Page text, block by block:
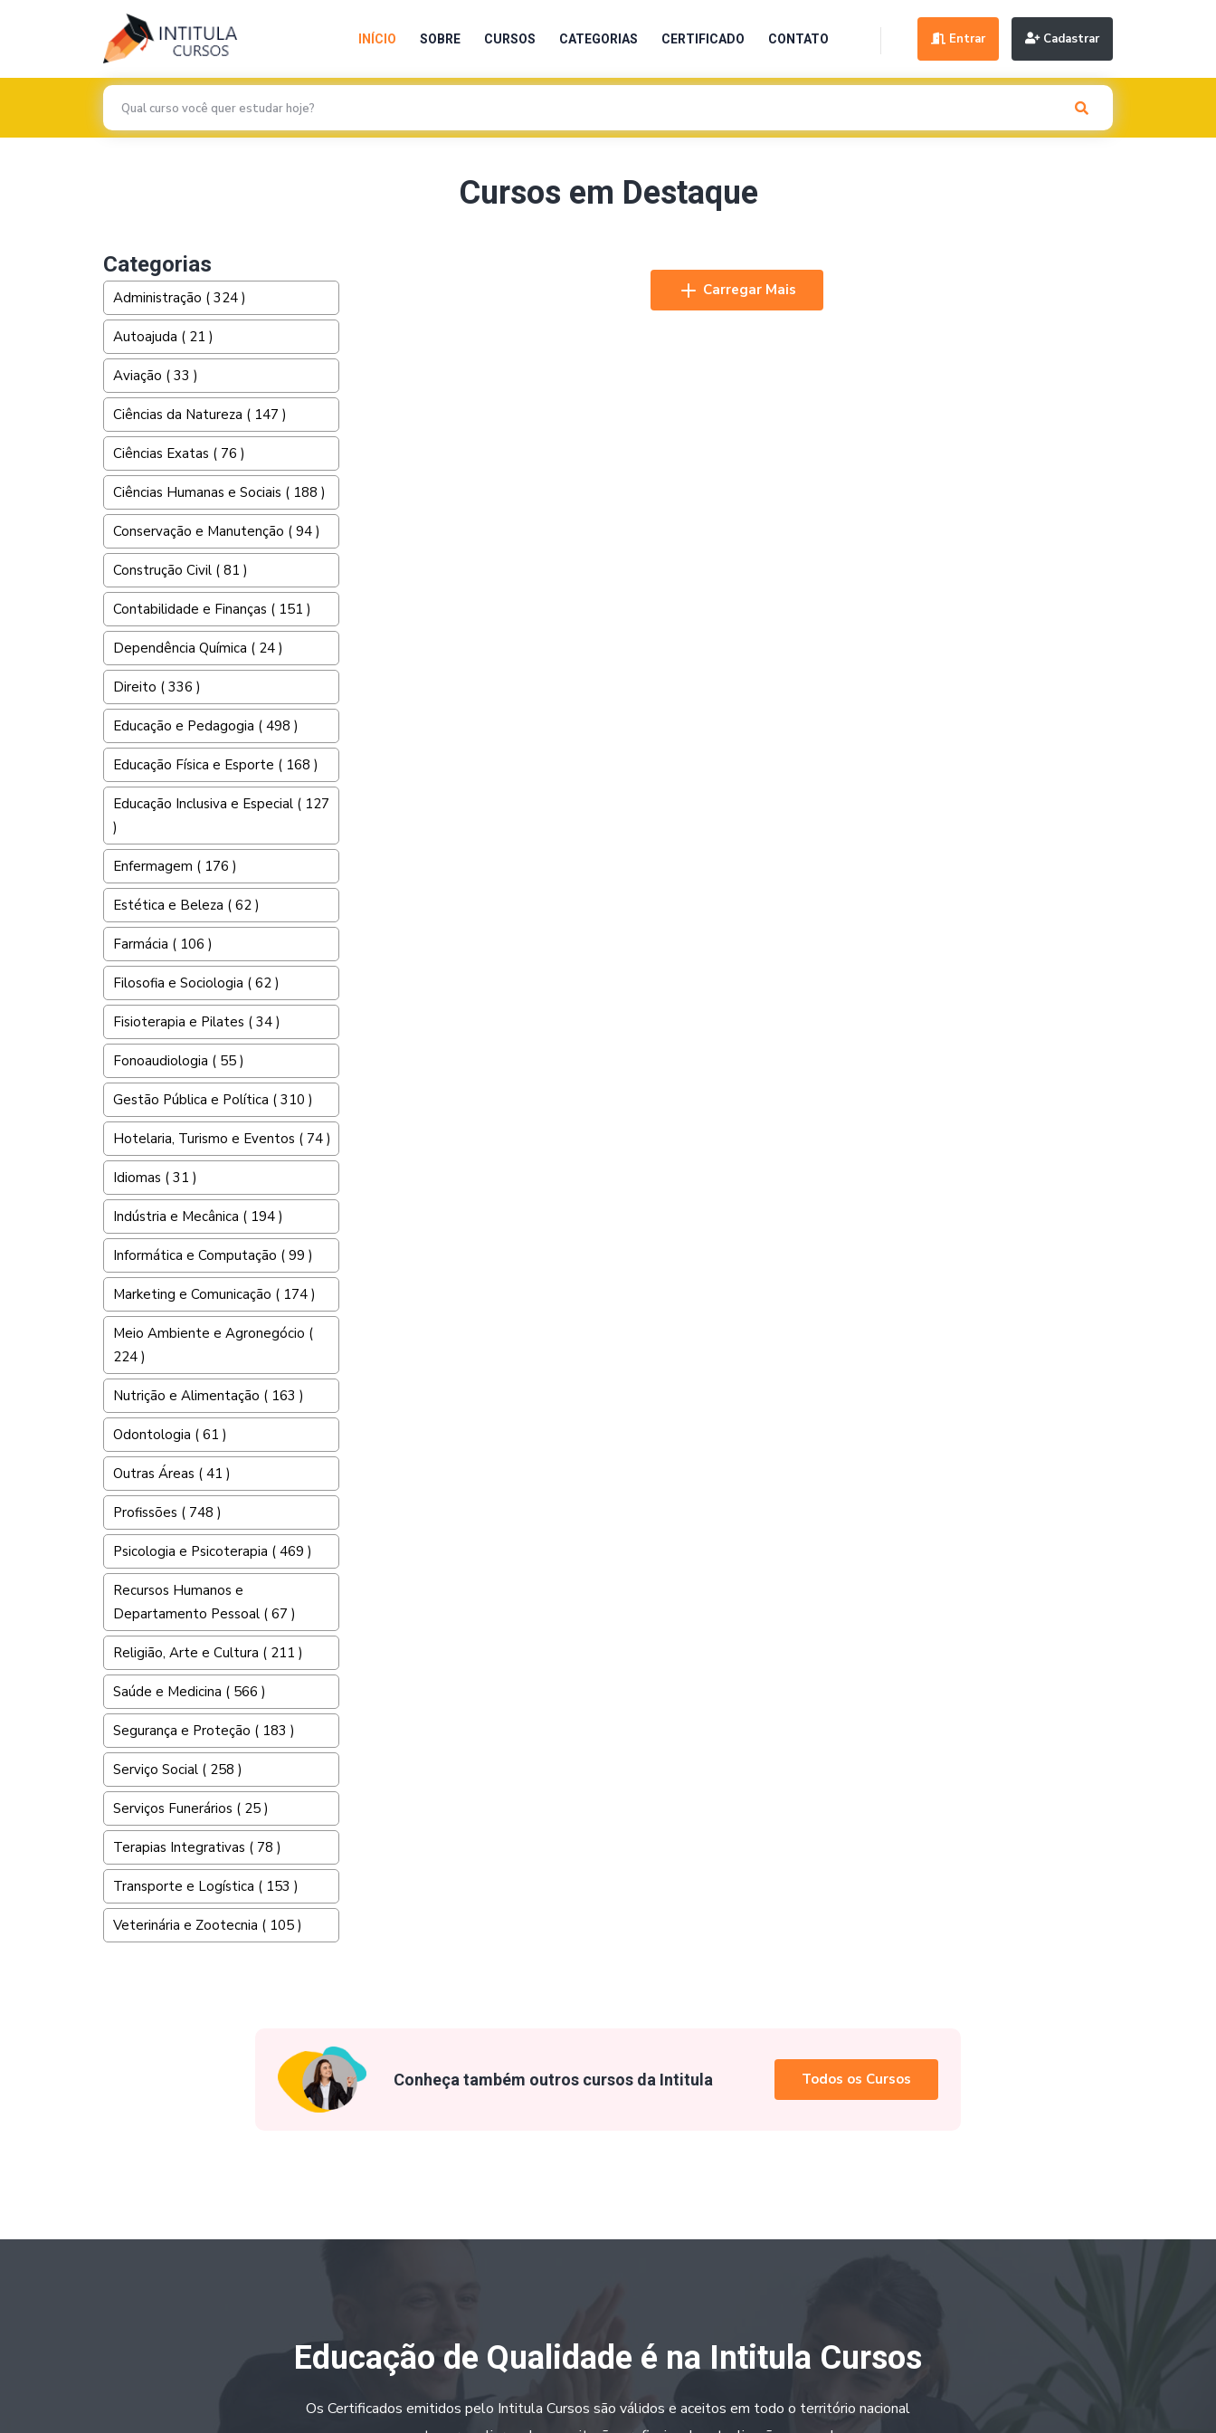
INÍCIO SOBRE CURSOS CATEGORIAS CERTIFICADO CONTATO Entrar Cadastrar
Cursos em Destaque
Categorias
Administração ( 324 )
Autoajuda ( 21 )
Aviação ( 33 )
Ciências da Natureza ( 147 )
Ciências Exatas ( 76 )
Ciências Humanas e Sociais ( 188 )
Conservação e Manutenção ( 94 )
Construção Civil ( 81 )
Contabilidade e Finanças ( 151 )
Dependência Química ( 24 )
Direito ( 336 )
Educação e Pedagogia ( 498 )
Educação Física e Esporte ( 168 )
Educação Inclusiva e Especial ( 127
)
Enfermagem ( 176 )
Estética e Beleza ( 62 )
Farmácia ( 106 )
Filosofia e Sociologia ( 62 )
Fisioterapia e Pilates ( 34 )
Fonoaudiologia ( 55 )
Gestão Pública e Política ( 310 )
Hotelaria, Turismo e Eventos ( 74 )
Idiomas ( 31 )
Indústria e Mecânica ( 194 )
Informática e Computação ( 99 )
Marketing e Comunicação ( 174 )
Meio Ambiente e Agronegócio (
224 )
Nutrição e Alimentação ( 163 )
Odontologia ( 61 )
Outras Áreas ( 41 )
Profissões ( 748 )
Psicologia e Psicoterapia ( 469 )
Recursos Humanos e
Departamento Pessoal ( 67 )
Religião, Arte e Cultura ( 211 )
Saúde e Medicina ( 566 )
Segurança e Proteção ( 183 )
Serviço Social ( 258 )
Serviços Funerários ( 25 )
Terapias Integrativas ( 78 )
Transporte e Logística ( 153 )
Veterinária e Zootecnia ( 105 )
Carregar Mais
Conheça também outros cursos da Intitula Todos os Cursos
Educação de Qualidade é na Intitula Cursos
Os Certificados emitidos pelo Intitula Cursos são válidos e aceitos em todo o território nacional